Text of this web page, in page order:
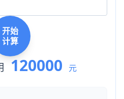
开始
计算
120000 元